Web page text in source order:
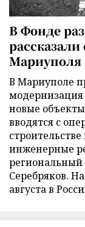
В Фонде
Мариуполя
В Мариуполе
новые
вводятся с
инженерные
Серебряков.
августа в